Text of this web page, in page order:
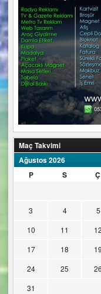
Maç Takvimi
Ağustos 2026
P
S Ç
3
4 5
10 11 12
17
18 19
24
25 26
31